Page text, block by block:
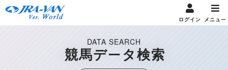
ログイン メニュー
DATA SEARCH
競馬データ検索